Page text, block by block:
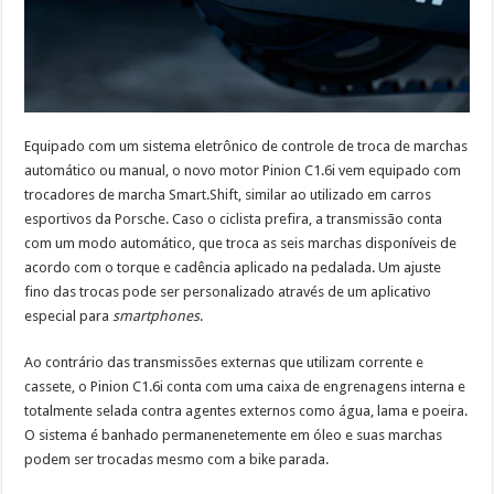
Equipado com um sistema eletrônico de controle de troca de marchas
automático ou manual, o novo motor Pinion C1.6i vem equipado com
trocadores de marcha Smart.Shift, similar ao utilizado em carros
esportivos da Porsche. Caso o ciclista prefira, a transmissão conta
com um modo automático, que troca as seis marchas disponíveis de
acordo com o torque e cadência aplicado na pedalada. Um ajuste
fino das trocas pode ser personalizado através de um aplicativo
especial parasmartphones.
Ao contrário das transmissões externas que utilizam corrente e
cassete, o Pinion C1.6i conta com uma caixa de engrenagens interna e
totalmente selada contra agentes externos como água, lama e poeira.
O sistema é banhado permanenetemente em óleo e suas marchas
podem ser trocadas mesmo com a bike parada.